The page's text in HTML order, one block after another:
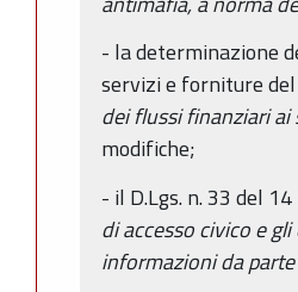
- la determinazione
servizi e forniture
dei flussi finanziari ai
modifiche;
- il D.Lgs. n. 33 del
di accesso civico e
informazioni da